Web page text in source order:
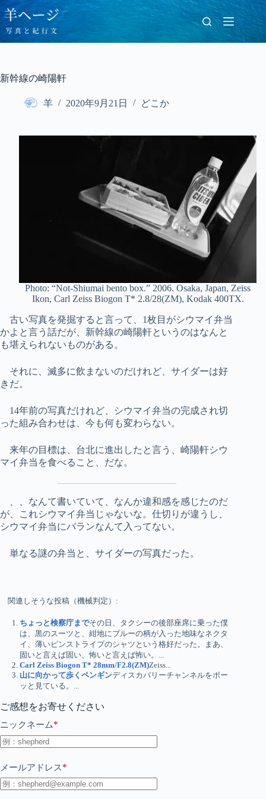
コ
ン
テ
ン
ス
新幹線の崎陽軒
羊 2020年9月21日 どこか
Photo: “Not-Shiumai bento box.” 2006. Osaka, Japan, Zeiss
Ikon, Carl Zeiss Biogon T* 2.8/28(ZM), Kodak 400TX.
古い写真を発掘すると言って、1枚目がシウマイ弁当
かよと言う話だが、新幹線の崎陽軒というのはなんと
も堪えられないものがある。
それに、滅多に飲まないのだけれど、サイダーは好
きだ。
14年前の写真だけれど、シウマイ弁当の完成され切
った組み合わせは、今も何も変わらない。
来年の目標は、台北に進出したと言う、崎陽軒シウ
マイ弁当を食べること、だな。
、、なんて書いていて、なんか違和感を感じたのだ
が、これシウマイ弁当じゃないな。仕切りが違うし、
シウマイ弁当にバランなんて入ってない。
単なる謎の弁当と、サイダーの写真だった。
関連しそうな投稿（機械判定）:
ちょっと検察庁までその日、タクシーの後部座席に乗った僕
は、黒のスーツと、紺地にブルーの柄が入った地味なネクタ
イ、薄いピンストライプのシャツという格好だった。まあ、
固いと言えば固い、怖いと言えば怖い。...
Carl Zeiss Biogon T* 28mm/F2.8(ZM)Zeiss...
山に向かって歩くペンギンディスカバリーチャンネルをボー
ッと見ている。...
ご感想をお寄せください
ニックネーム*
メールアドレス*